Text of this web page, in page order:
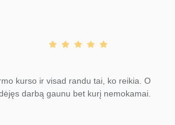
kurso ir visad randu tai, ko reikia. O
darbą gaunu bet kurį nemokamai.